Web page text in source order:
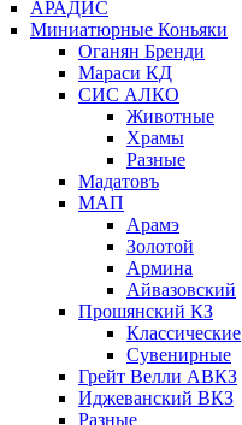
АРАДИС
Миниатюрные Коньяки
Оганян Бренди
Мараси КД
СИС АЛКО
Животные
Храмы
Разные
Мадатовъ
МАП
Арамэ
Золотой
Армина
Айвазовский
Прошянский КЗ
Классические
Сувенирные
Грейт Велли АВКЗ
Иджеванский ВКЗ
Разные